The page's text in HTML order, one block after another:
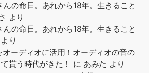
の命日。あれから18年。生きること
より
の命日。あれから18年。生きること
より
オーディオに活用！オーディオの音の
貰う時代がきた！
に あみた より